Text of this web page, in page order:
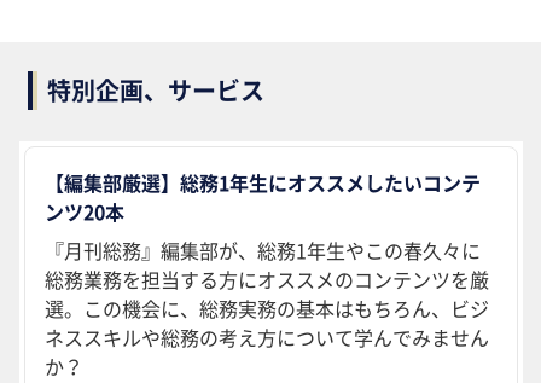
特別企画、サービス
【編集部厳選】総務1年生にオススメしたいコンテ
ンツ20本
『月刊総務』編集部が、総務1年生やこの春久々に
総務業務を担当する方にオススメのコンテンツを厳
選。この機会に、総務実務の基本はもちろん、ビジ
ネススキルや総務の考え方について学んでみません
か？